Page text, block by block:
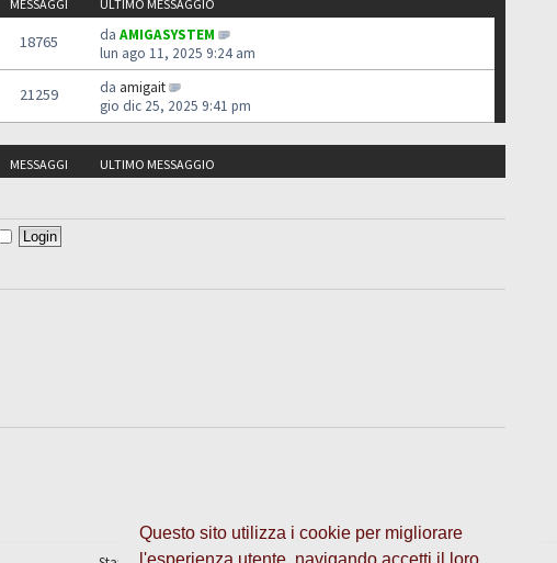
Questo sito utilizza i cookie per migliorare
l'esperienza utente, navigando accetti il loro
MESSAGGI ULTIMO MESSAGGIO
18765 da AMIGASYSTEM
lun ago 11, 2025 9:24 am
21259 da amigait
gio dic 25, 2025 9:41 pm
MESSAGGI ULTIMO MESSAGGIO